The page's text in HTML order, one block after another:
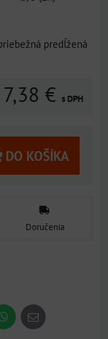
predĺžená
7,38 € s DPH
DO KOŠÍKA
Doručenia
WhatsApp
E-
mail